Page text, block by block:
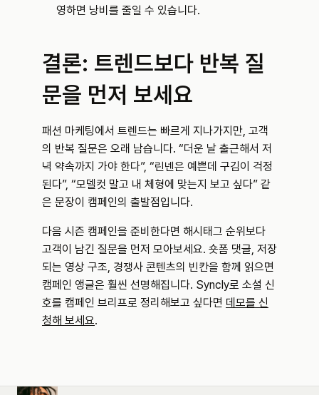
영하면 낭비를 줄일 수 있습니다.
결론: 트렌드보다 반복 질
문을 먼저 보세요
패션 마케팅에서 트렌드는 빠르게 지나가지만, 고객
의 반복 질문은 오래 남습니다. “더운 날 출근해서 저
녁 약속까지 가야 한다”, “린넨은 예쁜데 구김이 걱정
된다”, “모델컷 말고 내 체형에 맞는지 보고 싶다” 같
은 문장이 캠페인의 출발점입니다.
다음 시즌 캠페인을 준비한다면 해시태그 순위보다
고객이 남긴 질문을 먼저 모아보세요. 숏폼 댓글, 저장
되는 영상 구조, 경쟁사 콘텐츠의 빈칸을 함께 읽으면
캠페인 앵글은 훨씬 선명해집니다. Syncly로 소셜 신
호를 캠페인 브리프로 정리해보고 싶다면 데모를 신
청해 보세요.